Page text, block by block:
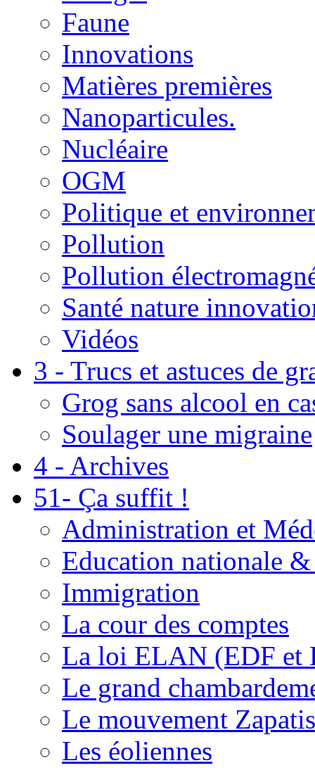
Faune
Innovations
Matières premières
Nanoparticules.
Nucléaire
OGM
Politique et
Pollution
Pollution
Santé nature
Vidéos
3 - Trucs et astuces de
Grog sans alcool en
Soulager une migraine
4 - Archives
51- Ça suffit !
Administration et
Education nationale
Immigration
La cour des comptes
La loi ELAN (EDF et
Le grand
Le mouvement
Les éoliennes